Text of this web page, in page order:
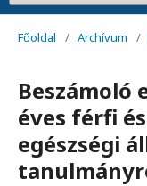
Főoldal / Archívum /
Beszámoló
éves férfi
egészségi